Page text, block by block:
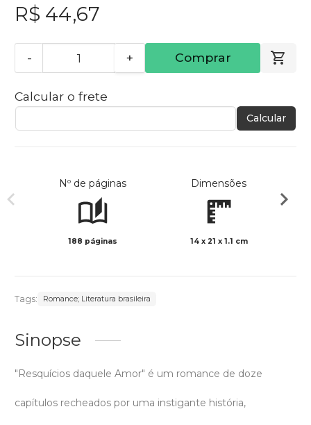
R$ 44,67
- + Comprar
Calcular o frete
Calcular
Nº de páginas
188 páginas
Dimensões
14 x 21 x 1.1 cm
Tags: Romance; Literatura brasileira
Sinopse
"Resquícios daquele Amor" é um romance de doze
capítulos recheados por uma instigante história,